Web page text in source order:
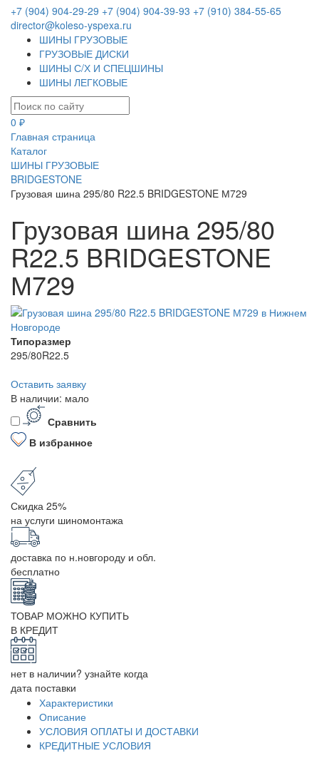
+7 (904) 904-29-29 +7 (904) 904-39-93 +7 (910) 384-55-65
director@koleso-yspexa.ru
ШИНЫ ГРУЗОВЫЕ
ГРУЗОВЫЕ ДИСКИ
ШИНЫ С/Х И СПЕЦШИНЫ
ШИНЫ ЛЕГКОВЫЕ
0 ₽
Главная страница
Каталог
ШИНЫ ГРУЗОВЫЕ
BRIDGESTONE
Грузовая шина 295/80 R22.5 BRIDGESTONE М729
Грузовая шина 295/80
R22.5 BRIDGESTONE
М729
Типоразмер
295/80R22.5
Оставить заявку
В наличии: мало
Сравнить
В избранное
Скидка 25%
на услуги шиномонтажа
доставка по н.новгороду и обл.
бесплатно
ТОВАР МОЖНО КУПИТЬ
В КРЕДИТ
нет в наличии? узнайте когда
дата поставки
Характеристики
Описание
УСЛОВИЯ ОПЛАТЫ И ДОСТАВКИ
КРЕДИТНЫЕ УСЛОВИЯ